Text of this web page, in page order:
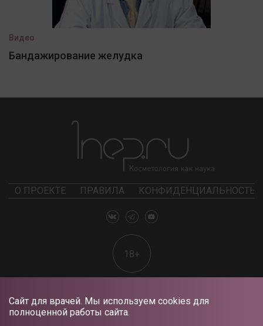
Сайт для врачей. Мы используем cookies для
полноценной работы сайта.
Видео
Бандажирование желудка
О ПРОЕКТЕ ПРАВИЛА КОНФИДЕНЦИАЛЬНОСТЬ
18+